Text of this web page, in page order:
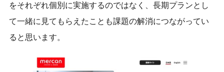
をそれぞれ個別に実施するのではなく、長期プランとし
て一緒に見てもらえたことも課題の解消につながってい
ると思います。